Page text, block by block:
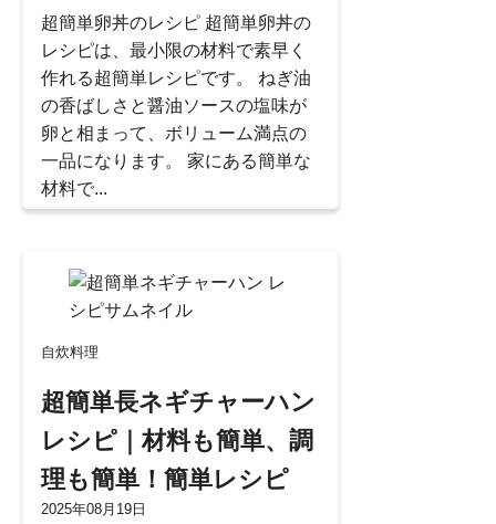
超簡単卵丼のレシピ 超簡単卵丼の
レシピは、最小限の材料で素早く
作れる超簡単レシピです。 ねぎ油
の香ばしさと醤油ソースの塩味が
卵と相まって、ボリューム満点の
一品になります。 家にある簡単な
材料で...
自炊料理
超簡単長ネギチャーハン
レシピ｜材料も簡単、調
理も簡単！簡単レシピ
2025年08月19日